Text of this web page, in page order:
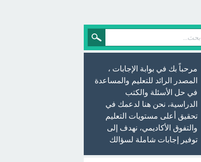
مرحباً بك في بوابة الإجابات ،
المصدر الرائد للتعليم والمساعدة
في حل الأسئلة والكتب
الدراسية، نحن هنا لدعمك في
تحقيق أعلى مستويات التعليم
والتفوق الأكاديمي، نهدف إلى
توفير إجابات شاملة لسؤالك